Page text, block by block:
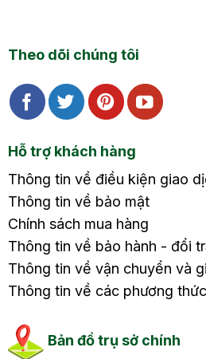
Theo dõi chúng tôi
Hỗ trợ khách hàng
Thông tin về điều kiện giao
Thông tin về bảo mật
Chính sách mua hàng
Thông tin về bảo hành - đổi
Thông tin về vận chuyển và
Thông tin về các phương
Bản đồ trụ sở chính